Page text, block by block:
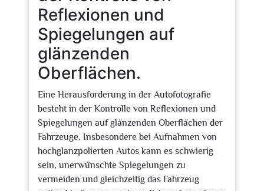
Reflexionen und
Spiegelungen auf
glänzenden
Oberflächen.
Eine Herausforderung in der Autofotografie
besteht in der Kontrolle von Reflexionen und
Spiegelungen auf glänzenden Oberflächen der
Fahrzeuge. Insbesondere bei Aufnahmen von
hochglanzpolierten Autos kann es schwierig
sein, unerwünschte Spiegelungen zu
vermeiden und gleichzeitig das Fahrzeug